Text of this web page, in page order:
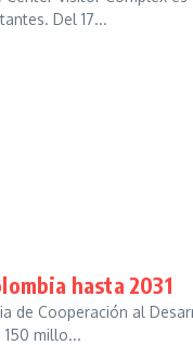
Del 17...
hasta 2031
de Cooperación al
150 millo...